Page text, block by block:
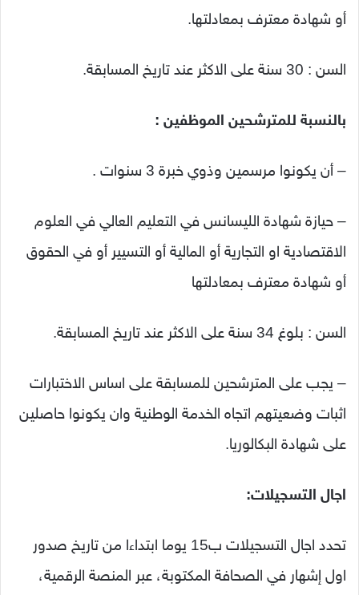
أو شهادة معترف بمعادلتها.
السن : 30 سنة على الاكثر عند تاريخ المسابقة.
بالنسبة للمترشحين الموظفين :
– أن يكونوا مرسمين وذوي خبرة 3 سنوات .
– حيازة شهادة الليسانس في التعليم العالي في العلوم
الاقتصادية او التجارية أو المالية أو التسيير أو في الحقوق
أو شهادة معترف بمعادلتها
السن : بلوغ 34 سنة على الاكثر عند تاريخ المسابقة.
– يجب على المترشحين للمسابقة على اساس الاختبارات
اثبات وضعيتهم اتجاه الخدمة الوطنية وان يكونوا حاصلين
على شهادة البكالوريا.
اجال التسجيلات:
تحدد اجال التسجيلات ب15 يوما ابتداءا من تاريخ صدور
اول إشهار في الصحافة المكتوبة، عبر المنصة الرقمية،